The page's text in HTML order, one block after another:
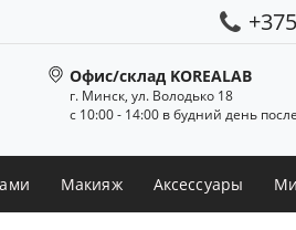
Офис/склад KOREALAB
г. Минск, ул. Володько 18
с 10:00 - 14:00 в будний день
Макияж Аксессуары